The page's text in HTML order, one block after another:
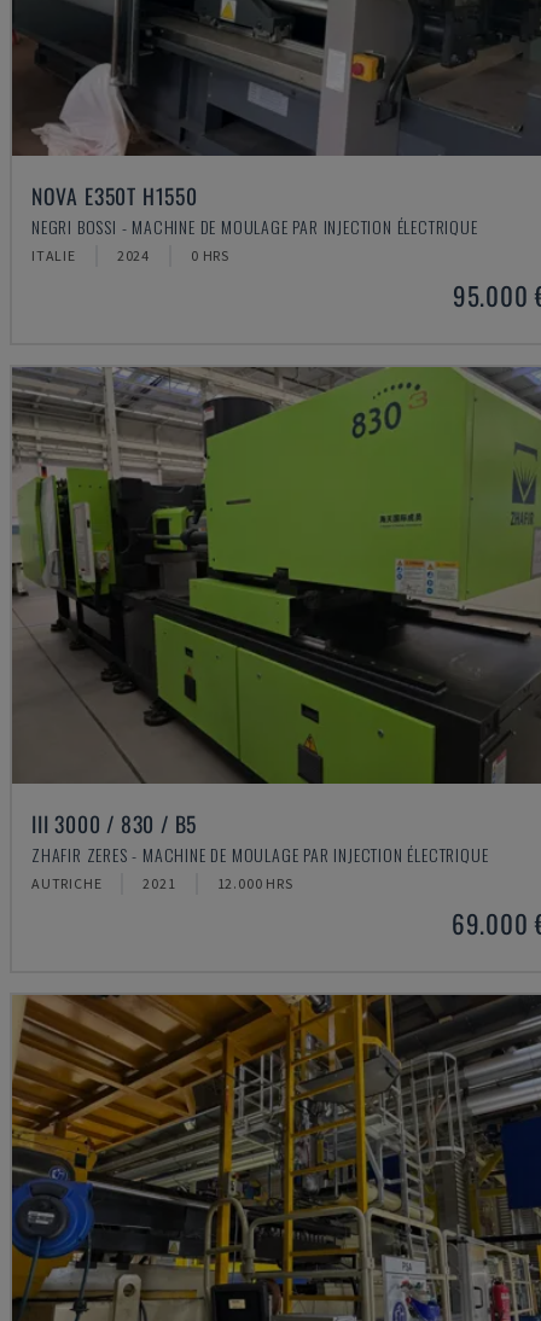
NOVA E350T H1550
NEGRI BOSSI - MACHINE DE MOULAGE PAR INJECTION ÉLECTRIQUE
ITALIE 2024 0 HRS
95.000
III 3000 / 830 / B5
ZHAFIR ZERES - MACHINE DE MOULAGE PAR INJECTION ÉLECTRIQUE
AUTRICHE 2021 12.000 HRS
69.000